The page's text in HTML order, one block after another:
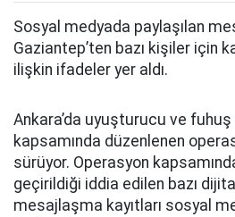
Sosyal medyada paylaşılan
Gaziantep’ten bazı kişiler için
ilişkin ifadeler yer aldı.
Ankara’da uyuşturucu ve
kapsamında düzenlenen
sürüyor. Operasyon
geçirildiği iddia edilen bazı
mesajlaşma kayıtları sosyal